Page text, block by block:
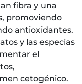
fibra y una
promoviendo
antioxidantes.
y las especias
el
cetogénico.